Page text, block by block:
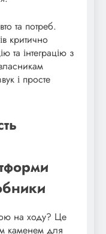
та потреб.
критично
та інтеграцію з
і просте
на ходу? Це
каменем для